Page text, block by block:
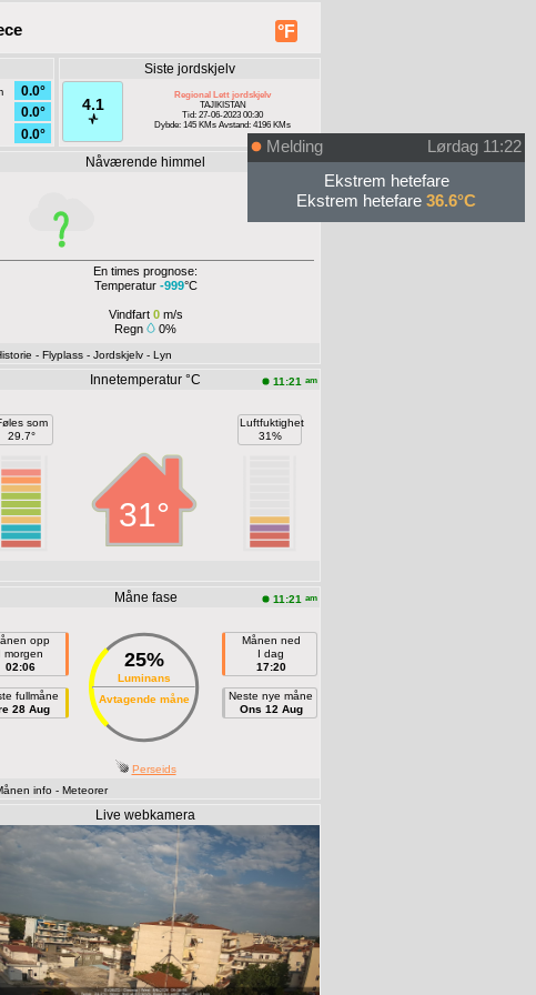
°F
0.0°
0.0°
0.0°
Siste jordskjelv
4.1
Regional Lett jordskjelv
TAJIKISTAN
Tid: 27-06-2023 00:30
Dybde: 145 KMs Avstand: 4196 KMs
Nåværende himmel Offline
En times prognose:
Temperatur -999°C
Vindfart 0m/s
Regn
0%
- Flyplass - Jordskjelv - Lyn
Innetemperatur °C 11:21 am
som
29.7°
31°
Luftfuktighet
31%
Måne fase 11:21 am
opp
I morgen
02:06
fullmåne
28 Aug
25%
Luminans
Avtagende måne
Månen ned
I dag
17:20
Neste nye måne
Ons 12 Aug
Perseids
info - Meteorer
Live webkamera
Melding
Lørdag 11:22
Ekstrem hetefare
Ekstrem hetefare 36.6°C